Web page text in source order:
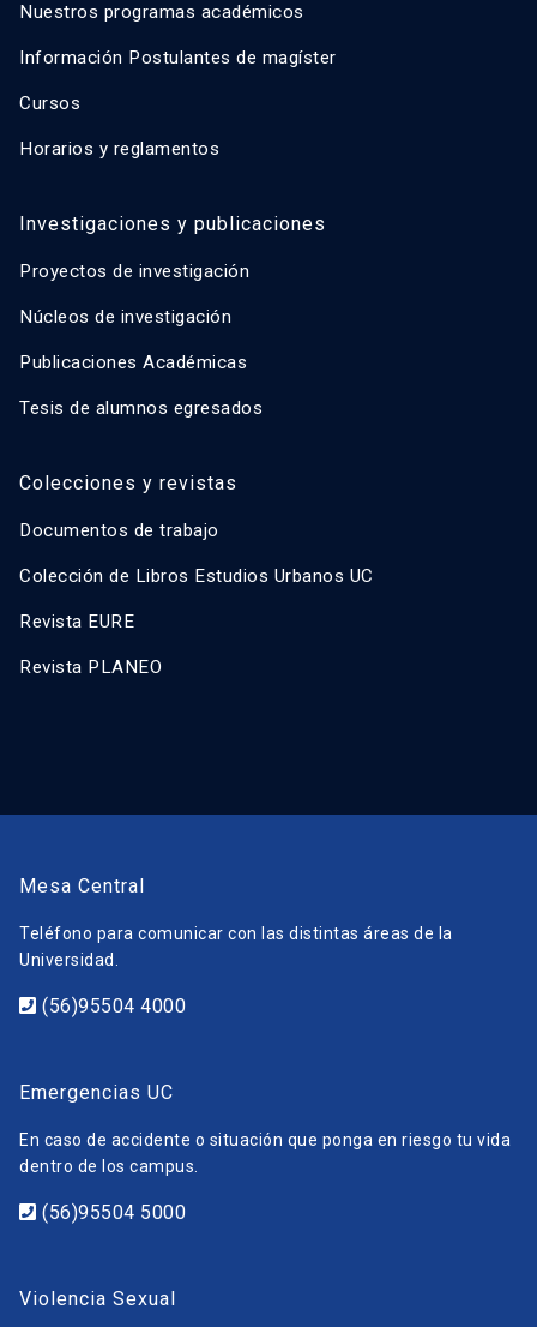
Nuestros programas académicos
Información Postulantes de magíster
Cursos
Horarios y reglamentos
Investigaciones y publicaciones
Proyectos de investigación
Núcleos de investigación
Publicaciones Académicas
Tesis de alumnos egresados
Colecciones y revistas
Documentos de trabajo
Colección de Libros Estudios Urbanos UC
Revista EURE
Revista PLANEO
Mesa Central
Teléfono para comunicar con las distintas áreas de la
Universidad.
(56)95504 4000
Emergencias UC
En caso de accidente o situación que ponga en riesgo tu vida
dentro de los campus.
(56)95504 5000
Violencia Sexual